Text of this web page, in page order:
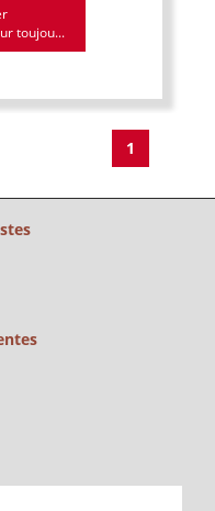
toujou...
1